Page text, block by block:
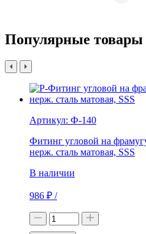
Популярные товары
Артикул: Ф-140
Фитинг угловой на
нерж. сталь матовая, SSS
В наличии
986 ₽ /